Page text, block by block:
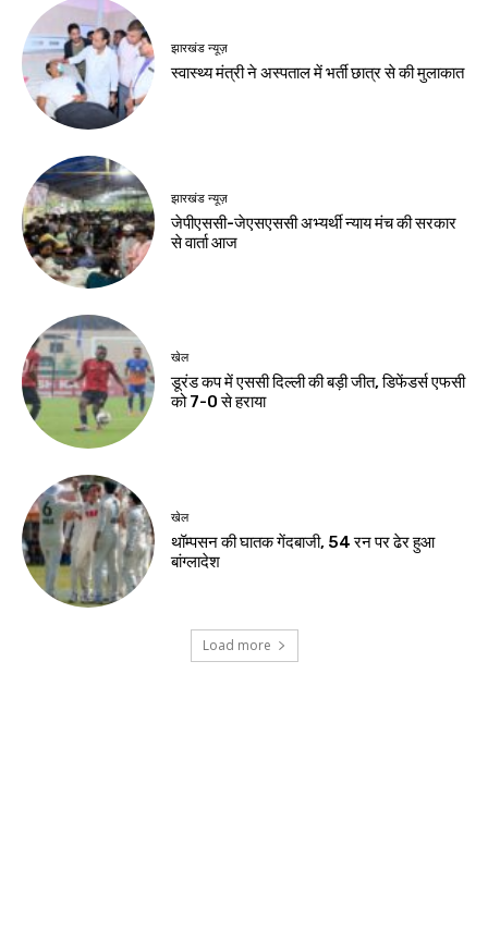
Birsa Bhumi Live
August 8, 2026
देश-विदेश
इंदौर में पश्चिम क्षेत्रीय
पुलिस समन्वय समिति की
बैठक
Birsa Bhumi Live
नवीनतम लेख
स्वास्थ्य मंत्री ने अस्पताल में भर्ती छात्र से की मुलाकात